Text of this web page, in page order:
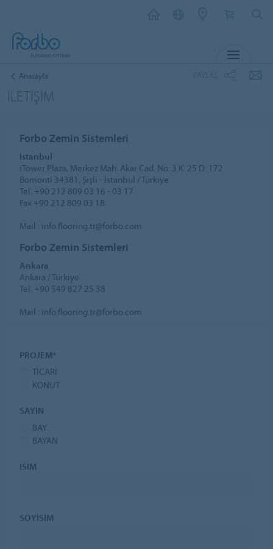
Anasayfa
İLETİŞİM
Forbo Zemin Sistemleri
İstanbul
iTower Plaza, Merkez Mah. Akar Cad. No: 3 K: 25 D: 172
Bomonti 34381, Şişli - İstanbul / Türkiye
Tel. +90 212 809 03 16 - 03 17
Fax +90 212 809 03 18
Mail : info.flooring.tr@forbo.com
Forbo Zemin Sistemleri
Ankara
Ankara / Türkiye
Tel. +90 549 827 25 38
Mail : info.flooring.tr@forbo.com
PROJEM*
TICARI
KONUT
SAYIN
BAY
BAYAN
İSİM
SOYİSİM